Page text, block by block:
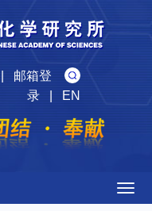
邮箱登
录| EN